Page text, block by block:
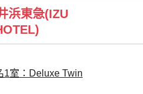
浜東急(IZU
1室：Deluxe Twin